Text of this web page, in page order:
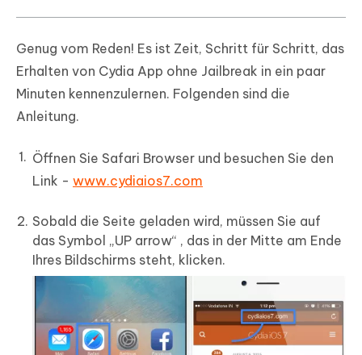
Genug vom Reden! Es ist Zeit, Schritt für Schritt, das
Erhalten von Cydia App ohne Jailbreak in ein paar
Minuten kennenzulernen. Folgenden sind die
Anleitung.
Öffnen Sie Safari Browser und besuchen Sie den
Link - www.cydiaios7.com
Sobald die Seite geladen wird, müssen Sie auf
das Symbol „UP arrow“ , das in der Mitte am Ende
Ihres Bildschirms steht, klicken.